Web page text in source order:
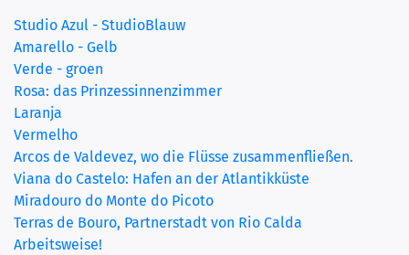
Studio Azul - StudioBlauw
Amarello - Gelb
Verde - groen
Rosa: das Prinzessinnenzimmer
Laranja
Vermelho(current)
Arcos de Valdevez, wo die Flüsse zusammenfließen.
Viana do Castelo: Hafen an der Atlantikküste
Miradouro do Monte do Picoto
Terras de Bouro, Partnerstadt von Rio Calda
Arbeitsweise!